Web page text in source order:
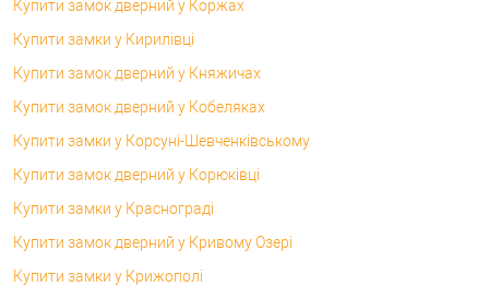
Купити замок дверний у Коржах
Купити замки у Кирилівці
Купити замок дверний у Княжичах
Купити замок дверний у Кобеляках
Купити замки у Корсунi-Шевченківському
Купити замок дверний у Корюківці
Купити замки у Краснограді
Купити замок дверний у Кривому Озері
Купити замки у Крижополі